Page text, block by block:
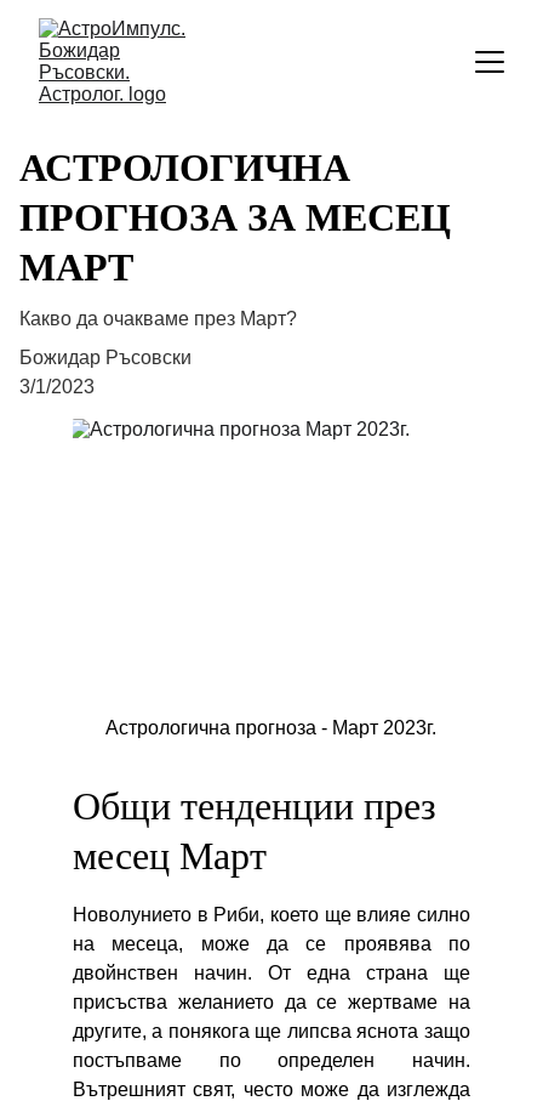
АСТРОЛОГИЧНА
ПРОГНОЗА ЗА МЕСЕЦ
МАРТ
Какво да очакваме през Март?
Божидар Ръсовски
3/1/2023
Астрологична прогноза - Март 2023г.
Общи тенденции през
месец Март
Новолунието в Риби, което ще влияе силно
на месеца, може да се проявява по
двойнствен начин. От една страна ще
присъства желанието да се жертваме на
другите, а понякога ще липсва яснота защо
постъпваме по определен начин.
Вътрешният свят, често може да изглежда